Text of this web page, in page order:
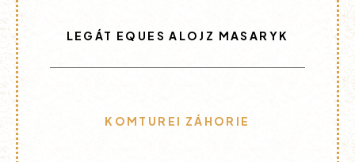
LEGÁT EQUES ALOJZ MASARYK
KOMTUREI ZÁHORIE